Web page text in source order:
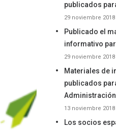
publicados
29 noviembre 2018
Publicado el
informativo
29 noviembre 2018
Materiales de
publicados
13 noviembre 2018
Los socios